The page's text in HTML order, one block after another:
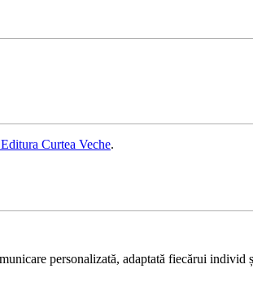
Curtea Veche.
personalizată, adaptată fiecărui